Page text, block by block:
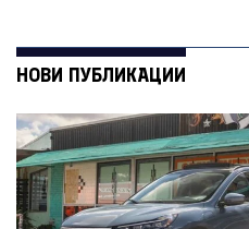
НОВИ ПУБЛИКАЦИИ